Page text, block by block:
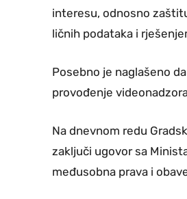
interesu, odnosno
ličnih podataka i
Posebno je naglašeno
provođenje
Na dnevnom redu
zaključi ugovor sa
međusobna prava i